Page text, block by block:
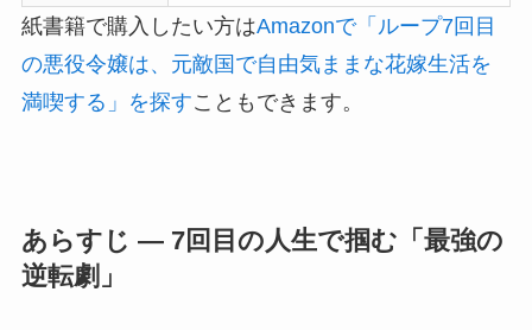
紙書籍で購入したい方はAmazonで「ループ7回目
の悪役令嬢は、元敵国で自由気ままな花嫁生活を
満喫する」を探すこともできます。
あらすじ — 7回目の人生で掴む「最強の
逆転劇」